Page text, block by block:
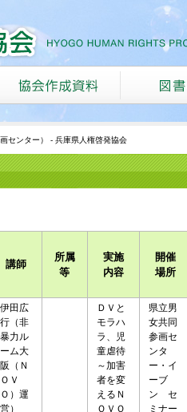
センター） - 兵庫県人権啓発協会
講師
所属
等
実施
内容
開催
場所
伊田広
行（非
暴力ル
ーム大
阪（Ｎ
ＯＶ
Ｏ）運
営）
ＤＶと
モラハ
ラ、児
童虐待
～加害
者を変
えるＮ
ＯＶＯ
県立男
女共同
参画セ
ンタ
ー・イ
ーブ
ン セ
ミナー